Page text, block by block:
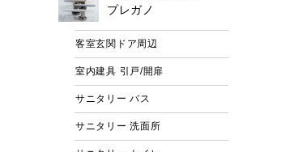
プレガノ
客室玄関ドア周辺
室内建具 引戸/開扉
サニタリー バス
サニタリー 洗面所